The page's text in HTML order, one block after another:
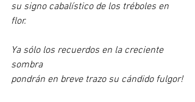
su signo cabalístico de los tréboles en
flor.
Ya sólo los recuerdos en la creciente
sombra
pondrán en breve trazo su cándido fulgor!